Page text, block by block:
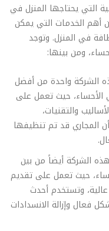
التي يحتاجها المنزل في
أهم الخدمات التي يمكن
في المنزل. وتوجد
ومن بينها:
الشركة واحدة من أفضل
حيث تعمل على
والتقنيات،
المجاري قد تم تنظيفها
الشركة أيضاً من بين
حيث تعمل على تقديم
وتستخدم أحدث
فعال وإزالة الانسدادات